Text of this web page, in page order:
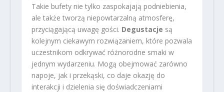
Takie bufety nie tylko zaspokajają podniebienia,
ale także tworzą niepowtarzalną atmosferę,
przyciągającą uwagę gości. Degustacje są
kolejnym ciekawym rozwiązaniem, które pozwala
uczestnikom odkrywać różnorodne smaki w
jednym wydarzeniu. Mogą obejmować zarówno
napoje, jak i przekąski, co daje okazję do
interakcji i dzielenia się doświadczeniami